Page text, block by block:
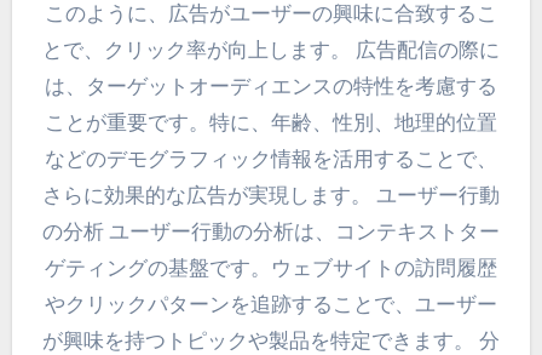
このように、広告がユーザーの興味に合致するこ
とで、クリック率が向上します。 広告配信の際に
は、ターゲットオーディエンスの特性を考慮する
ことが重要です。特に、年齢、性別、地理的位置
などのデモグラフィック情報を活用することで、
さらに効果的な広告が実現します。 ユーザー行動
の分析 ユーザー行動の分析は、コンテキストター
ゲティングの基盤です。ウェブサイトの訪問履歴
やクリックパターンを追跡することで、ユーザー
が興味を持つトピックや製品を特定できます。 分